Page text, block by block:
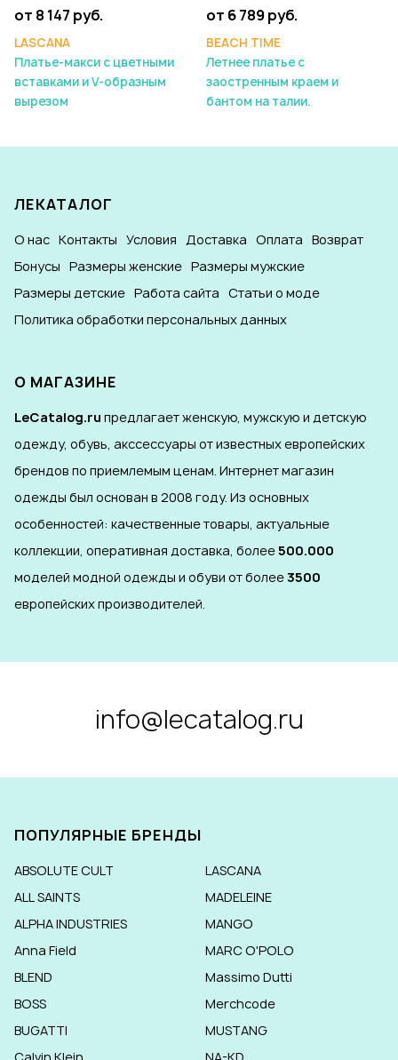
от 8 147 руб.
LASCANA
Платье-макси с цветными
вставками и V-образным
вырезом
от 6 789 руб.
BEACH TIME
Летнее платье с
заостренным краем и
бантом на талии.
ЛЕКАТАЛОГ
О нас Контакты Условия Доставка Оплата Возврат
Бонусы Размеры женские Размеры мужские
Размеры детские Работа сайта Статьи о моде
Политика обработки персональных данных
О МАГАЗИНЕ
LeCatalog.ru предлагает женскую, мужскую и детскую
одежду, обувь, акссессуары от известных европейских
брендов по приемлемым ценам. Интернет магазин
одежды был основан в 2008 году. Из основных
особенностей: качественные товары, актуальные
коллекции, оперативная доставка, более500.000
моделей модной одежды и обуви от более3500
европейских производителей.
info@lecatalog.ru
ПОПУЛЯРНЫЕ БРЕНДЫ
ABSOLUTE CULT
ALL SAINTS
ALPHA INDUSTRIES
Anna Field
BLEND
BOSS
BUGATTI
LASCANA
MADELEINE
MANGO
MARC O'POLO
Massimo Dutti
Merchcode
MUSTANG